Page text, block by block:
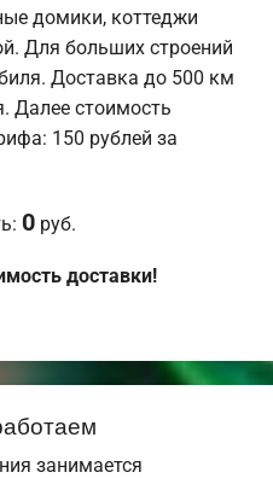
домики, коттеджи
Для больших строений
Доставка до 500 км
Далее стоимость
150 рублей за
0 руб.
доставки!
занимается